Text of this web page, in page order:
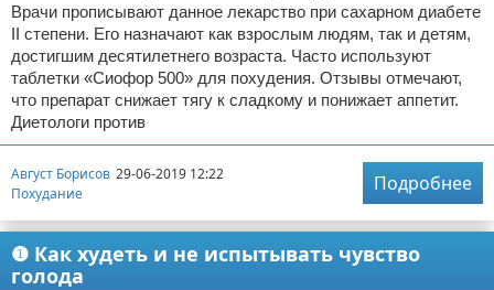
Врачи прописывают данное лекарство при сахарном диабете
II степени. Его назначают как взрослым людям, так и детям,
достигшим десятилетнего возраста. Часто используют
таблетки «Сиофор 500» для похудения. Отзывы отмечают,
что препарат снижает тягу к сладкому и понижает аппетит.
Диетологи против
Август Борисов 29-06-2019 12:22
Похудание
Подробнее
❶ Как худеть и не испытывать чувство
голода